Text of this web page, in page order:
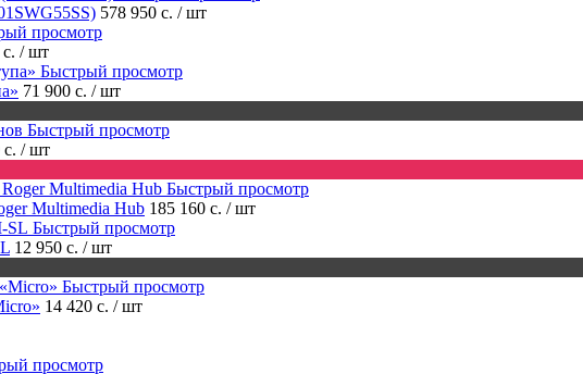
578 950 с. / шт
просмотр
/ шт
Быстрый просмотр
71 900 с. / шт
Быстрый просмотр
/ шт
Быстрый просмотр
Multimedia Hub 185 160 с. / шт
Быстрый просмотр
12 950 с. / шт
Быстрый просмотр
14 420 с. / шт
просмотр